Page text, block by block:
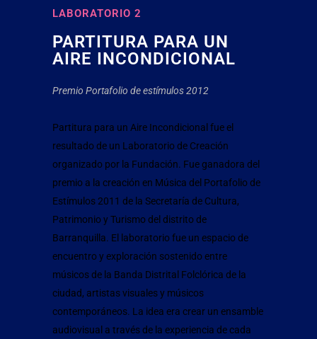
LABORATORIO 2
PARTITURA PARA UN
AIRE INCONDICIONAL
Premio Portafolio de estímulos 2012
Partitura para un Aire Incondicional fue el
resultado de un Laboratorio de Creación
organizado por la Fundación. Fue ganadora del
premio a la creación en Música del Portafolio de
Estímulos 2011 de la Secretaría de Cultura,
Patrimonio y Turismo del distrito de
Barranquilla. El laboratorio fue un espacio de
encuentro y exploración sostenido entre
músicos de la Banda Distrital Folclórica de la
ciudad, artistas visuales y músicos
contemporáneos. La idea era crear un ensamble
audiovisual a través de la experiencia de cada